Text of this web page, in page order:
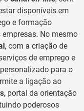
disponíveis em
e formação
No mesmo
, com a criação de
de emprego e
para o
a ligação ao
, portal da orientação
poderosos